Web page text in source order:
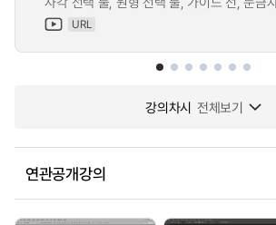
URL
강의차시 전체보기
연관공개강의